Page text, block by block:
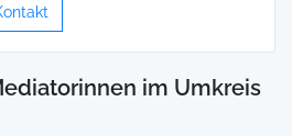
im Umkreis